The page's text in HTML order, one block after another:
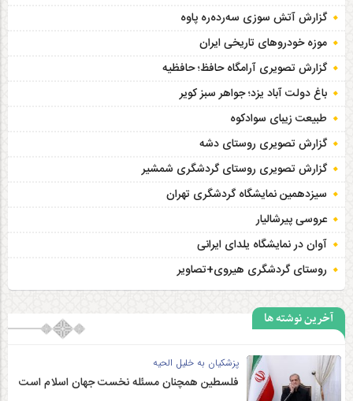
گزارش آتش سوزی سەردەرە پاوه
موزه خودروهای تاریخی ایران
گزارش تصویری آرامگاه حافظ؛ حافظیه‎
باغ دولت آباد یزد؛ جواهر سبز کویر
طبیعت زیبای سوادکوه
گزارش تصویری روستای دشه
گزارش تصویری روستای گردشگری شمشیر
سیزدهمین نمایشگاه گردشگری تهران
عروسی پیرشالیار
آوان در نمایشگاه یلدای ایرانی
روستای گردشگری هیروی+تصاویر
آخرین نوشته ها
پزشکیان به خلیل الحیه
فلسطین همچنان مسئله نخست جهان اسلام است